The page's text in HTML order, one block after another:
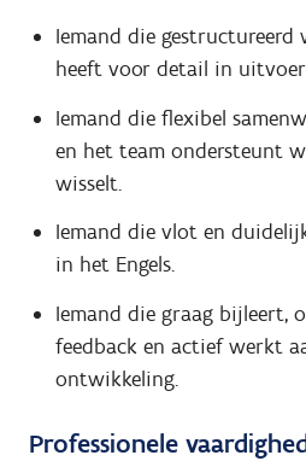
Iemand die
heeft voor detail in
Iemand die flexibel
en het team ondersteunt
wisselt.
Iemand die vlot en
in het Engels.
Iemand die graag bijleert,
feedback en actief werkt
ontwikkeling.
Professionele